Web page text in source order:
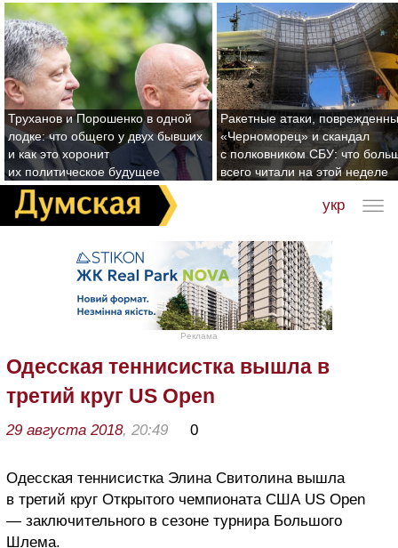
Труханов и Порошенко в одной
лодке: что общего у двух бывших
и как это хоронит
их политическое будущее
Ракетные атаки,
«Черноморец» и скандал
с полковником СБУ: что
всего читали на этой неделе
укр
Реклама
Одесская теннисистка вышла в
третий круг US Open
29 августа 2018, 20:49 0
Одесская теннисистка Элина Свитолина вышла
в третий круг Открытого чемпионата США US Open
— заключительного в сезоне турнира Большого
Шлема.